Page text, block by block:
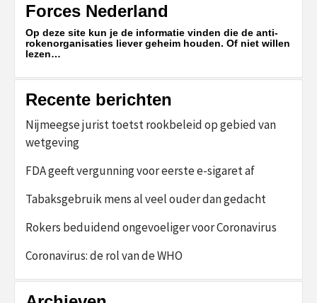
Forces Nederland
Op deze site kun je de informatie vinden die de anti-
rokenorganisaties liever geheim houden. Of niet willen
lezen…
Recente berichten
Nijmeegse jurist toetst rookbeleid op gebied van
wetgeving
FDA geeft vergunning voor eerste e-sigaret af
Tabaksgebruik mens al veel ouder dan gedacht
Rokers beduidend ongevoeliger voor Coronavirus
Coronavirus: de rol van de WHO